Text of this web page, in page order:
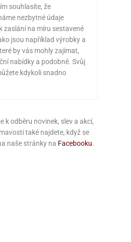
souhlasíte, že
nezbytné údaje
zaslání na míru sestavené
jsou například výrobky a
by vás mohly zajímat,
nabídky a podobně. Svůj
kdykoli snadno
k odběru novinek, slev a akcí,
také najdete, když se
naše stránky na Facebooku.